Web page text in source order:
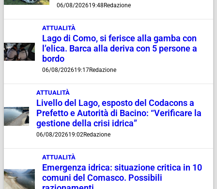
06/08/202619:48 Redazione
ATTUALITÀ
Lago di Como, si ferisce alla gamba con
l’elica. Barca alla deriva con 5 persone a
bordo
06/08/202619:17Redazione
ATTUALITÀ
Livello del Lago, esposto del Codacons a
Prefetto e Autorità di Bacino: “Verificare la
gestione della crisi idrica”
06/08/202619:02Redazione
ATTUALITÀ
Emergenza idrica: situazione critica in 10
comuni del Comasco. Possibili